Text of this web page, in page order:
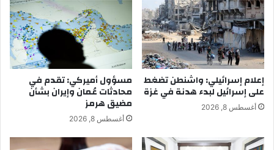
إعلام إسرائيلي: واشنطن تضغط
على إسرائيل لبدء هدنة في غزة
أغسطس 8, 2026
مسؤول أميركي: تقدم في
محادثات عُمان وإيران بشأن
مضيق هرمز
أغسطس 8, 2026